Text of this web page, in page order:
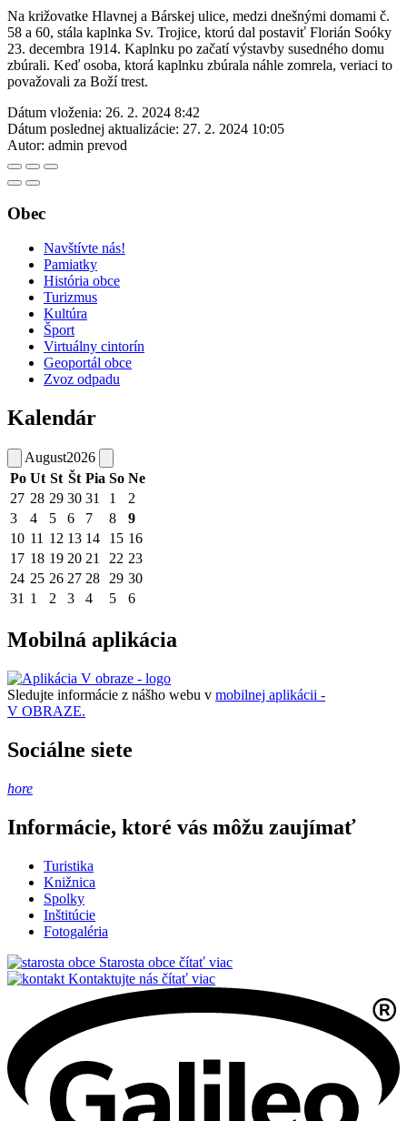
Na križovatke Hlavnej a Bárskej ulice, medzi dnešnými domami č.
58 a 60, stála kaplnka Sv. Trojice, ktorú dal postaviť Florián Soóky
23. decembra 1914. Kaplnku po začatí výstavby susedného domu
zbúrali. Keď osoba, ktorá kaplnku zbúrala náhle zomrela, veriaci to
považovali za Boží trest.
Dátum vloženia: 26. 2. 2024 8:42
Dátum poslednej aktualizácie: 27. 2. 2024 10:05
Autor: admin prevod
Obec
Navštívte nás!
Pamiatky
História obce
Turizmus
Kultúra
Šport
Virtuálny cintorín
Geoportál obce
Zvoz odpadu
Kalendár
August2026
Po Ut St Št Pia So Ne
27 28 29 30 31 1
2
3
4 5 6 7 8
9
10 11 12 13 14 15 16
17 18 19 20 21 22 23
24 25 26 27 28 29 30
31 1 2 3 4 5 6
Mobilná aplikácia
Sledujte informácie z nášho webu v mobilnej aplikácii -
V OBRAZE.
Sociálne siete
hore
Informácie, ktoré vás môžu zaujímať
Turistika
Knižnica
Spolky
Inštitúcie
Fotogaléria
Starosta obce čítať viac
Kontaktujte nás čítať viac